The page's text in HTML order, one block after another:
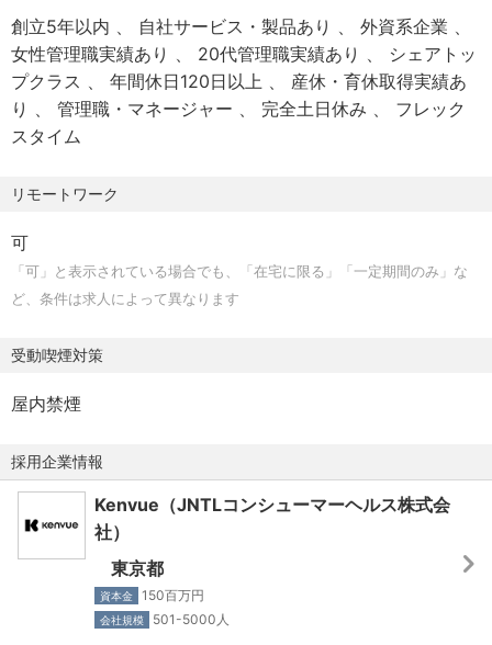
品質関連文書、プロセス変更について、レビューおよび承
認を行う。
国内の物流拠点・倉庫に対する品質管理および薬事責任者
と連携し、必要な確認・評価・改善を推進する。
不適合、逸脱、その他の品質事象に関する調査を主導また
は調整し、是正・予防措置の実行を推進する。
Supply Chain、Regulatory Affairs などの関係部門と連携
し、品質リスク評価、課題解決、コンプライアンス維持を
推進する。
GMP / GQPに関する教育・啓発に貢献し、品質意識の向上
【応募資格】
理系学士号または修士号を有する方（薬学、化学、その他
関連分野歓迎）。
薬剤師資格を有する方歓迎。
規制対象業界において、品質保証、製造品質、または規制
コンプライアンスに関する実務経験を5年以上有する方。
医薬品、医薬部外品、化粧品、医療機器など、複数の規制
カテゴリに関する理解または実務経験をお持ちの方。
の他の法的に保護された特性に関係なく、ビジネスニー
ズ、職務要件、および個人の資格に基づいて雇用の検討を
受けます。
創立5年以内 自社サービス・製品あり
外資系企業
女性管理職実績あり
20代管理職実績あり
シェアトッ
プクラス
年間休日120日以上
産休・育休取得実績あ
り
管理職・マネージャー 完全土日休み
フレック
スタイム
リモートワーク
可
「可」と表示されている場合でも、「在宅に限る」「一定期間のみ」な
ど、条件は求人によって異なります
受動喫煙対策
屋内禁煙
採用企業情報
Kenvue（JNTLコンシューマーヘルス株式会
社）
東京都
資本金 150百万円
会社規模 501-5000人